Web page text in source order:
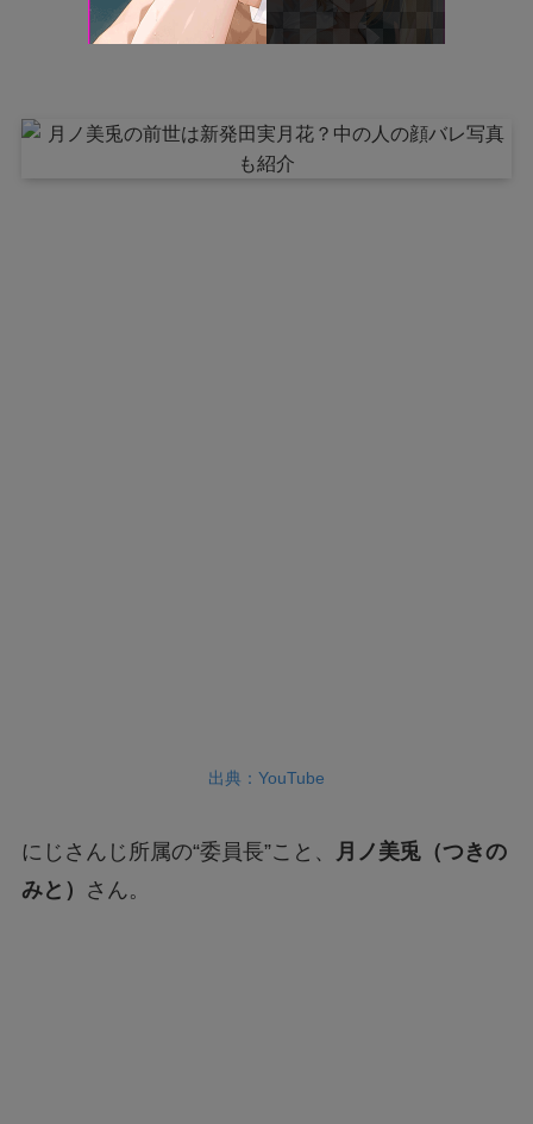
出典：YouTube
にじさんじ所属の“委員長”こと、
月ノ美兎（つきの
みと）
さん。